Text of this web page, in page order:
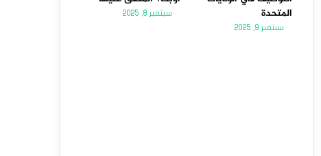
المتحدة
سبتمبر 9, 2025
سبتمبر 8, 2025